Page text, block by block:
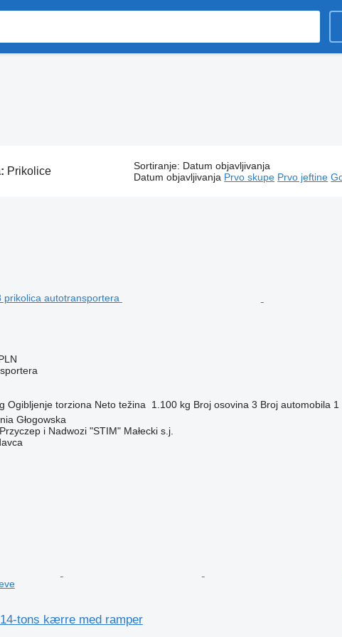
Prikolice Sortiranje: Datum objavljivanja
Datum objavljivanja Prvo skupe Prvo jeftine
Ogibljenje torziona Neto težina 1.100 kg Broj osovina 3 Broj automobila 1
Głogowska
i Nadwozi "STIM" Małecki s.j.
tons kærre med ramper